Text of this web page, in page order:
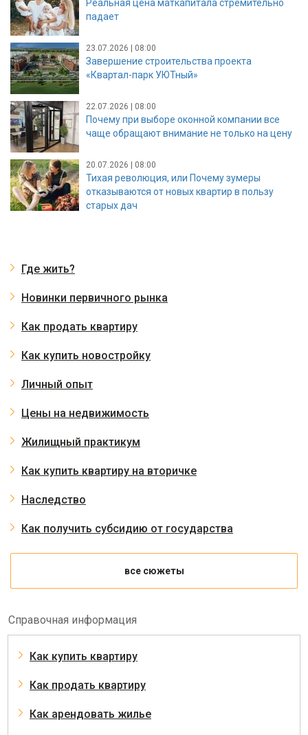
Реальная цена маткапитала стремительно
падает
23.07.2026 | 08:00
Завершение строительства проекта
«Квартал-парк УЮТный»
22.07.2026 | 08:00
Почему при выборе оконной компании все
чаще обращают внимание не только на цену
20.07.2026 | 08:00
Тихая революция, или Почему зумеры
отказываются от новых квартир в пользу
старых дач
Где жить?
Новинки первичного рынка
Как продать квартиру
Как купить новостройку
Личный опыт
Цены на недвижимость
Жилищный практикум
Как купить квартиру на вторичке
Наследство
Как получить субсидию от государства
все сюжеты
Справочная информация
Как купить квартиру
Как продать квартиру
Как арендовать жилье